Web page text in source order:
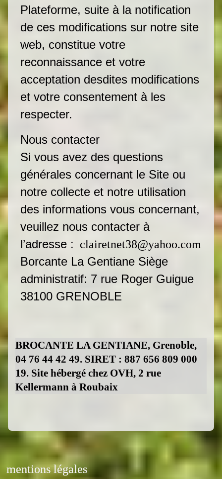
Plateforme, suite à la notification
de ces modifications sur notre site
web, constitue votre
reconnaissance et votre
acceptation desdites modifications
et votre consentement à les
respecter.
Nous contacter
Si vous avez des questions
générales concernant le Site ou
notre collecte et notre utilisation
des informations vous concernant,
veuillez nous contacter à
l’adresse : clairetnet38@yahoo.com
Borcante La Gentiane Siège
administratif: 7 rue Roger Guigue
38100 GRENOBLE
BROCANTE LA GENTIANE, Grenoble,
04 76 44 42 49. SIRET : 887 656 809 000
19. Site hébergé chez OVH, 2 rue
Kellermann à Roubaix
mentions légales